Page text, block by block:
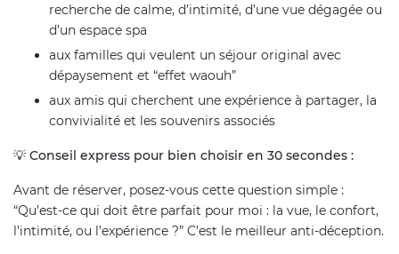
recherche de calme, d’intimité, d’une vue dégagée ou
d’un espace spa
aux familles qui veulent un séjour original avec
dépaysement et “effet waouh”
aux amis qui cherchent une expérience à partager, la
convivialité et les souvenirs associés
💡 Conseil express pour bien choisir en 30 secondes :
Avant de réserver, posez-vous cette question simple :
“Qu’est-ce qui doit être parfait pour moi : la vue, le confort,
l’intimité, ou l’expérience ?” C’est le meilleur anti-déception.